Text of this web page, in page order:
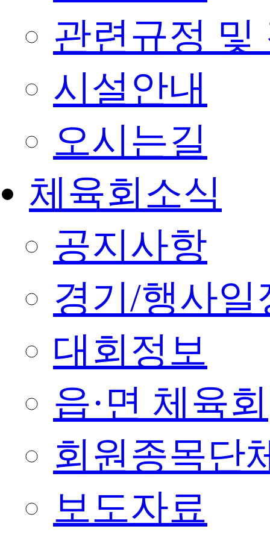
관련규정 및
시설안내
오시는길
체육회소식
공지사항
경기/행사일
대회정보
읍·면 체육회
회원종목단
보도자료